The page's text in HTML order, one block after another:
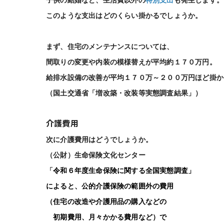
このような支出はどのくらい掛かるでしょうか。
まず、住宅のメンテナンスについては、
間取りの変更や内装の模様替えが平均約１７０万円。
給排水設備の改善が平均１７０万～２００万円ほど掛
（国土交通省「増改築・改装等実態調査結果」）
介護費用
次に介護費用はどうでしょうか。
（公財）生命保険文化センター
「令和６年度生命保険に関する全国実態調査」
によると、公的介護保険の範囲外の費用
（住宅の改造や介護用品の購入などの
初期費用、月々かかる費用など）で